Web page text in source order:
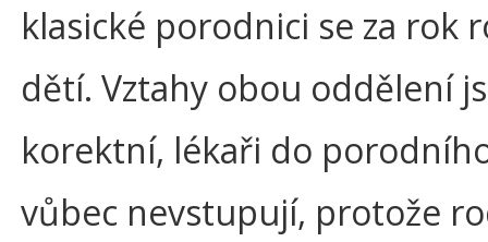
klasické porodnici se za rok
dětí. Vztahy obou oddělení
korektní, lékaři do
vůbec nevstupují, protože